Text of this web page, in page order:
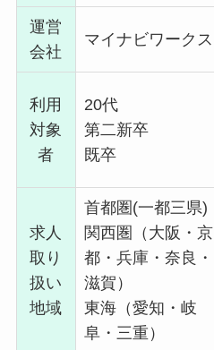
運営
会社
マイナビワークス
利用
対象
者
20代
第二新卒
既卒
求人
取り
扱い
地域
首都圏(一都三県)
関西圏 （大阪・京
都・兵庫・奈良・
滋賀）
東海（愛知・岐
阜・三重）